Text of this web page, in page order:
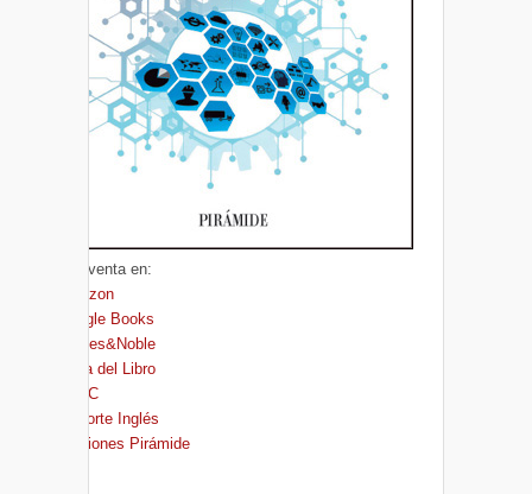
A la venta en:
Amazon
Google Books
Barnes&Noble
Casa del Libro
FNAC
El Corte Inglés
Ediciones Pirámide